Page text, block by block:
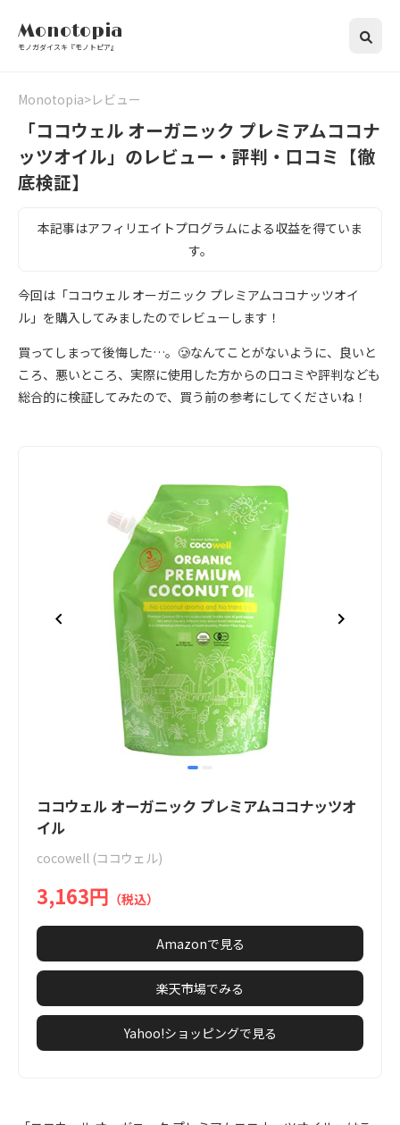
Monotopia
モノガダイスキ『モノトピア』
Monotopia レビュー
「ココウェル オーガニック プレミアムココナ
ッツオイル」のレビュー・評判・口コミ【徹
底検証】
本記事はアフィリエイトプログラムによる収益を得ていま
す。
今回は「ココウェル オーガニック プレミアムココナッツオイ
ル」を購入してみましたのでレビューします！
買ってしまって後悔した…。🥲なんてことがないように、良いと
ころ、悪いところ、実際に使用した方からの口コミや評判なども
総合的に検証してみたので、買う前の参考にしてくださいね！
item
1
of
ココウェル オーガニック プレミアムココナッツオ
イル
cocowell (ココウェル)
3,163円 （税込）
Amazonで見る
楽天市場でみる
Yahoo!ショッピングで見る